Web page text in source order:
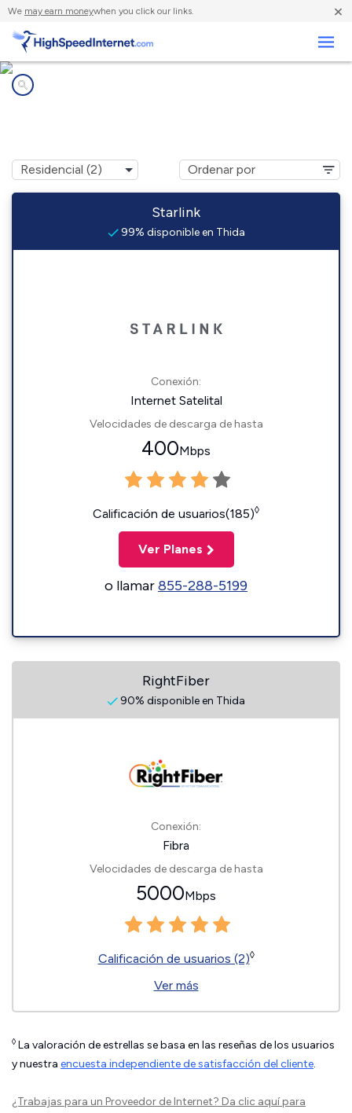
We may earn moneywhen you click our links. ×
Starlink
99% disponible en Thida
Conexión:
Internet Satelital
Velocidades de descarga de hasta
400Mbps
Calificación de usuarios(185)◊
Ver Planes
o llamar855-288-5199
RightFiber
90% disponible en Thida
Conexión:
Fibra
Velocidades de descarga de hasta
5000Mbps
Calificación de usuarios (2)◊
Ver más
◊ La valoración de estrellas se basa en las reseñas de los usuarios
y nuestra encuesta independiente de satisfacción del cliente.
¿Trabajas para un Proveedor de Internet? Da clic aquípara